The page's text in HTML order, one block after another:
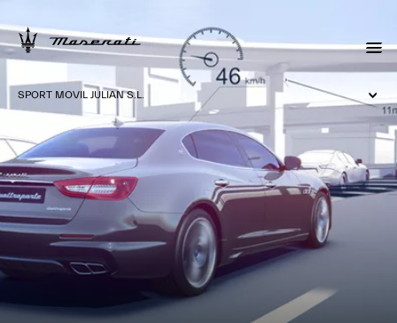
SPORT MOVIL JULIAN S.L.